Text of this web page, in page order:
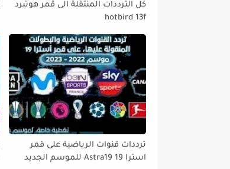
كل الترددات المنتقلة الى قمر هوتبرد
hotbird 13f
ترددات قنوات الرياضية على قمر
استرا 19 Astra19 للموسم الجديد